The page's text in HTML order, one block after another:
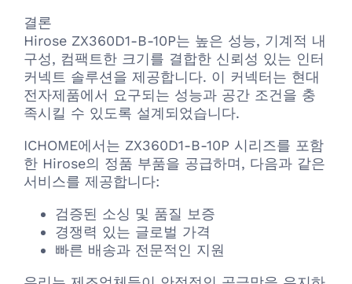
결론
Hirose ZX360D1-B-10P는 높은 성능, 기계적 내
구성, 컴팩트한 크기를 결합한 신뢰성 있는 인터
커넥트 솔루션을 제공합니다. 이 커넥터는 현대
전자제품에서 요구되는 성능과 공간 조건을 충
족시킬 수 있도록 설계되었습니다.
ICHOME에서는 ZX360D1-B-10P 시리즈를 포함
한 Hirose의 정품 부품을 공급하며, 다음과 같은
서비스를 제공합니다:
검증된 소싱 및 품질 보증
경쟁력 있는 글로벌 가격
빠른 배송과 전문적인 지원